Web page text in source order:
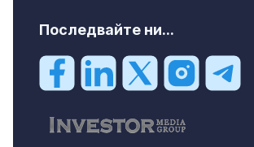
Последвайте ни...